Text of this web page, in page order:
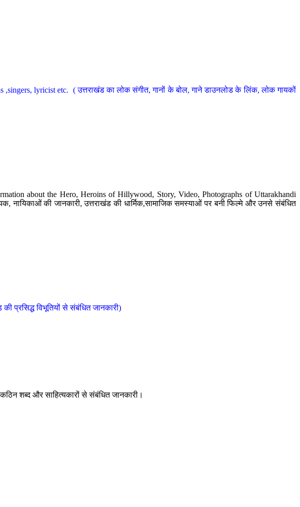
lyricist etc. ( उत्तराखंड का लोक संगीत, गानों के बोल, गाने डाउनलोड के लिंक, लोक गायकों
about the Hero, Heroins of Hillywood, Story, Video, Photographs of Uttarakhandi
नायिकाओं की जानकारी, उत्तराखंड की धार्मिक,सामाजिक समस्याओं पर बनी फिल्मे और उनसे संबंधित
प्रसिद्ध विभूतियों से संबंधित जानकारी)
शब्द और साहित्यकारों से संबंधित जानकारी।